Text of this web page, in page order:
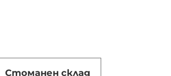
Стоманен склад